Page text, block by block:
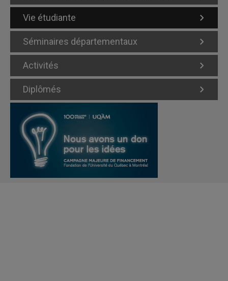
Vie étudiante
Séminaires départementaux
Activités
Diplômés